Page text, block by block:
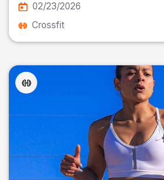
02/23/2026
Crossfit